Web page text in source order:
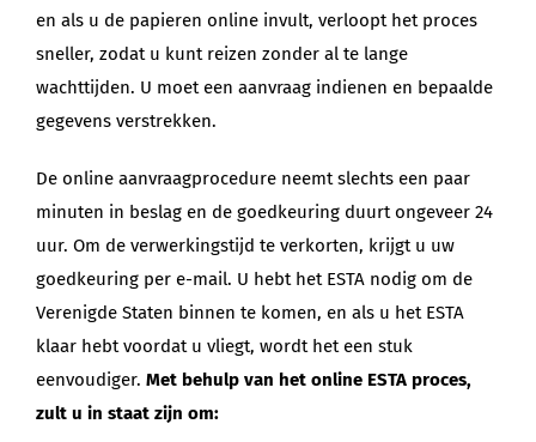
en als u de papieren online invult, verloopt het proces
sneller, zodat u kunt reizen zonder al te lange
wachttijden. U moet een aanvraag indienen en bepaalde
gegevens verstrekken.
De online aanvraagprocedure neemt slechts een paar
minuten in beslag en de goedkeuring duurt ongeveer 24
uur. Om de verwerkingstijd te verkorten, krijgt u uw
goedkeuring per e-mail. U hebt het ESTA nodig om de
Verenigde Staten binnen te komen, en als u het ESTA
klaar hebt voordat u vliegt, wordt het een stuk
eenvoudiger. Met behulp van het online ESTA proces,
zult u in staat zijn om: